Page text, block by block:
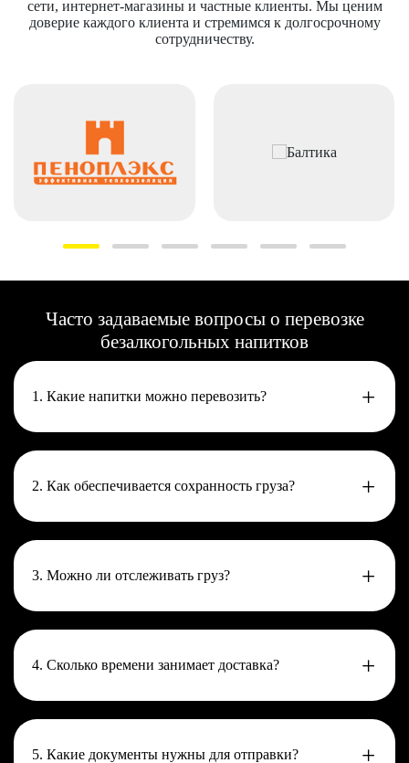
сети, интернет-магазины и частные клиенты. Мы ценим
доверие каждого клиента и стремимся к долгосрочному
сотрудничеству.
Часто задаваемые вопросы о перевозке
безалкогольных напитков
1. Какие напитки можно перевозить?
2. Как обеспечивается сохранность груза?
3. Можно ли отслеживать груз?
4. Сколько времени занимает доставка?
5. Какие документы нужны для отправки?